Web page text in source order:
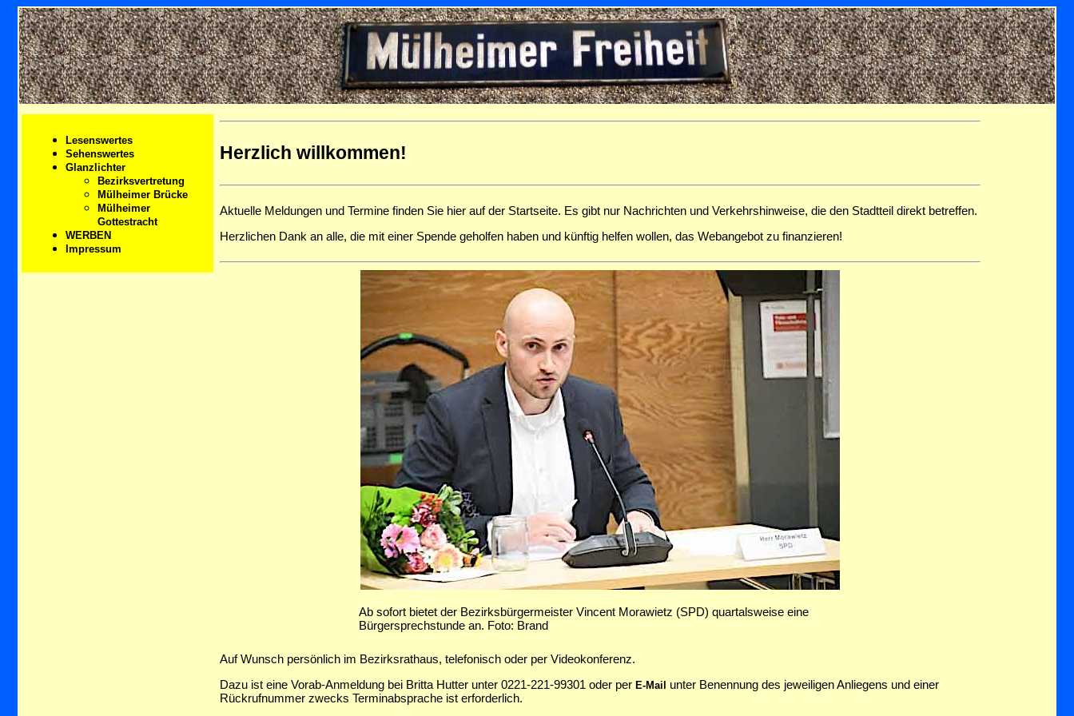
Lesenswertes
Sehenswertes
Glanzlichter
Bezirksvertretung
Mülheimer Brücke
Mülheimer
Gottestracht
WERBEN
Impressum
Herzlich willkommen!
Aktuelle Meldungen und Termine finden Sie hier auf der Startseite. Es gibt nur Nachrichten und Verkehrshinweise, die den Stadtteil direkt betreffen.
Herzlichen Dank an alle, die mit einer Spende geholfen haben und künftig helfen wollen, das Webangebot zu finanzieren!
Ab sofort bietet der Bezirksbürgermeister Vincent Morawietz (SPD) quartalsweise eine
Bürgersprechstunde an. Foto: Brand
Auf Wunsch persönlich im Bezirksrathaus, telefonisch oder per Videokonferenz.
Dazu ist eine Vorab-Anmeldung bei Britta Hutter unter 0221-221-99301 oder per E-Mail
unter Benennung des jeweiligen Anliegens und einer
Rückrufnummer zwecks Terminabsprache ist erforderlich.